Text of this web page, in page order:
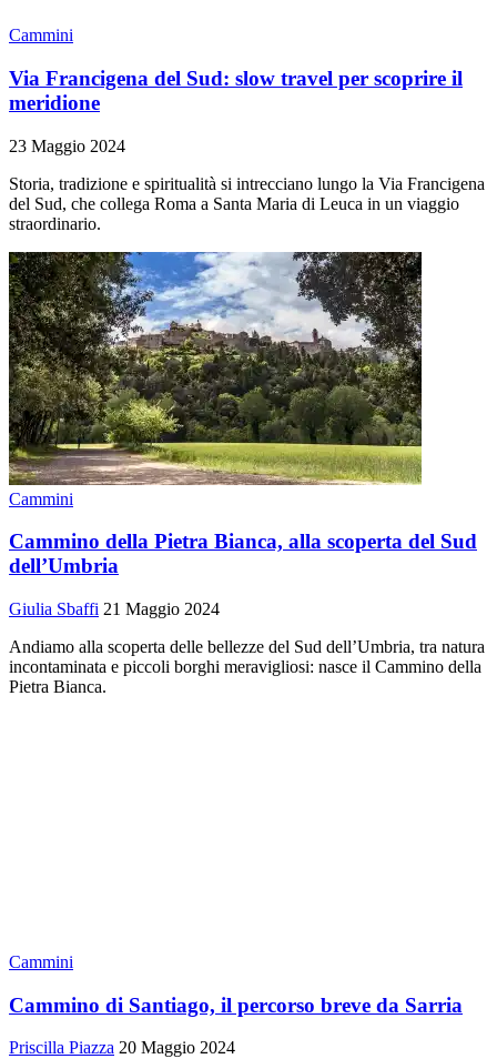
Cammini
Via Francigena del Sud: slow travel per scoprire il
meridione
23 Maggio 2024
Storia, tradizione e spiritualità si intrecciano lungo la Via Francigena
del Sud, che collega Roma a Santa Maria di Leuca in un viaggio
straordinario.
Cammini
Cammino della Pietra Bianca, alla scoperta del Sud
dell’Umbria
Giulia Sbaffi 21 Maggio 2024
Andiamo alla scoperta delle bellezze del Sud dell’Umbria, tra natura
incontaminata e piccoli borghi meravigliosi: nasce il Cammino della
Pietra Bianca.
Cammini
Cammino di Santiago, il percorso breve da Sarria
Priscilla Piazza 20 Maggio 2024